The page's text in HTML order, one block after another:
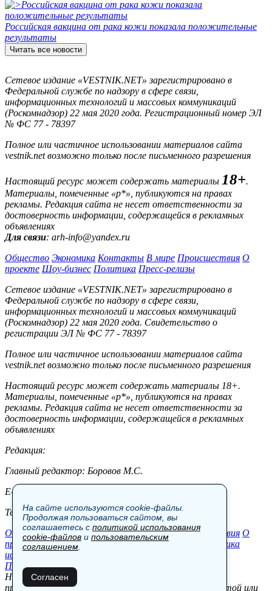
Российская вакцина от рака кожи показала положительные
результаты
Читать все новости
Сетевое издание «VESTNIK.NET» зарегистрировано в
Федеральной службе по надзору в сфере связи,
информационных технологий и массовых коммуникаций
(Роскомнадзор) 22 мая 2020 года. Регистрационный номер ЭЛ
№ ФС 77 - 78397
Полное или частичное использовании материалов сайта
vestnik.net возможно только после письменного разрешения
Настоящий ресурс может содержать материалы 18+.
Материалы, помеченные «р*», публикуются на правах
рекламы. Редакция сайта не несет ответственности за
достоверность информации, содержащейся в рекламных
объявлениях
Для связи: arh-info@yandex.ru
Общество Экономика Контакты В мире Происшествия О
проекте Шоу-бизнес Политика Пресс-релизы
Сетевое издание «VESTNIK.NET» зарегистрировано в
Федеральной службе по надзору в сфере связи,
информационных технологий и массовых коммуникаций
(Роскомнадзор) 22 мая 2020 года. Свидетельство о
регистрации ЭЛ № ФС 77 - 78397
Полное или частичное использовании материалов сайта
vestnik.net возможно только после письменного разрешения
Настоящий ресурс может содержать материалы 18+.
Материалы, помеченные «р*», публикуются на правах
рекламы. Редакция сайта не несет ответственности за
достоверность информации, содержащейся в рекламных
объявлениях
Редакция:
Главный редактор: Боровов М.С.
E-mail: site@vestnik.net, reb.msk@yandex.ru
Тел.: +7 (921) 720-00-97
Общество Экономика Контакты В мире Происшествия О
проекте Шоу-бизнес Политика Пресс-релизы
Политика
использования cookie-файлов
Пользовательское соглашение
Новости, аналитика, прогнозы и другие материалы,
представленные на данном сайте, не являются офертой или
На сайте используются cookie-файлы.
Продолжая пользоваться сайтом, вы
соглашаетесь с политикой использования
cookie-файлов и пользовательским
соглашением
Согласен